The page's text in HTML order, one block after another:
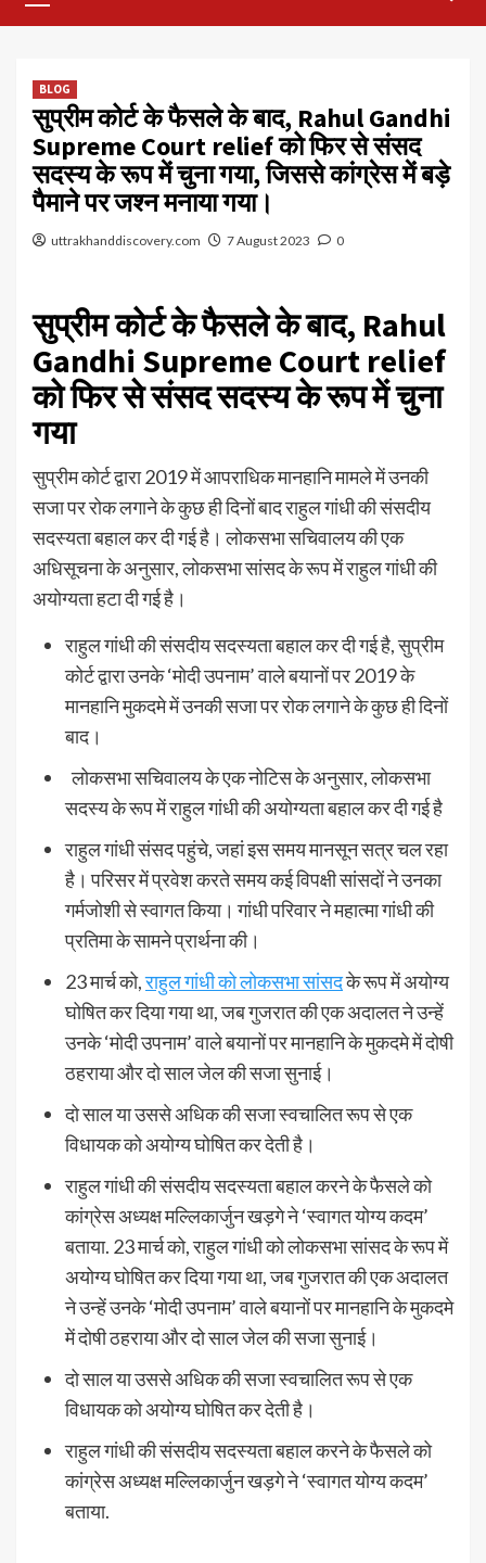
BLOG
सुप्रीम कोर्ट के फैसले के बाद, Rahul Gandhi
Supreme Court relief को फिर से संसद
सदस्य के रूप में चुना गया, जिससे कांग्रेस में बड़े
पैमाने पर जश्न मनाया गया।
uttrakhanddiscovery.com 7 August 2023 0
सुप्रीम कोर्ट के फैसले के बाद, Rahul
Gandhi Supreme Court relief
को फिर से संसद सदस्य के रूप में चुना
गया
सुप्रीम कोर्ट द्वारा 2019 में आपराधिक मानहानि मामले में उनकी
सजा पर रोक लगाने के कुछ ही दिनों बाद राहुल गांधी की संसदीय
सदस्यता बहाल कर दी गई है। लोकसभा सचिवालय की एक
अधिसूचना के अनुसार, लोकसभा सांसद के रूप में राहुल गांधी की
अयोग्यता हटा दी गई है।
राहुल गांधी की संसदीय सदस्यता बहाल कर दी गई है, सुप्रीम
कोर्ट द्वारा उनके ‘मोदी उपनाम’ वाले बयानों पर 2019 के
मानहानि मुकदमे में उनकी सजा पर रोक लगाने के कुछ ही दिनों
बाद।
लोकसभा सचिवालय के एक नोटिस के अनुसार, लोकसभा
सदस्य के रूप में राहुल गांधी की अयोग्यता बहाल कर दी गई है
राहुल गांधी संसद पहुंचे, जहां इस समय मानसून सत्र चल रहा
है। परिसर में प्रवेश करते समय कई विपक्षी सांसदों ने उनका
गर्मजोशी से स्वागत किया। गांधी परिवार ने महात्मा गांधी की
प्रतिमा के सामने प्रार्थना की।
23 मार्च को,राहुल गांधी को लोकसभा सांसदके रूप में अयोग्य
घोषित कर दिया गया था, जब गुजरात की एक अदालत ने उन्हें
उनके ‘मोदी उपनाम’ वाले बयानों पर मानहानि के मुकदमे में दोषी
ठहराया और दो साल जेल की सजा सुनाई।
दो साल या उससे अधिक की सजा स्वचालित रूप से एक
विधायक को अयोग्य घोषित कर देती है।
राहुल गांधी की संसदीय सदस्यता बहाल करने के फैसले को
कांग्रेस अध्यक्ष मल्लिकार्जुन खड़गे ने ‘स्वागत योग्य कदम’
बताया. 23 मार्च को, राहुल गांधी को लोकसभा सांसद के रूप में
अयोग्य घोषित कर दिया गया था, जब गुजरात की एक अदालत
ने उन्हें उनके ‘मोदी उपनाम’ वाले बयानों पर मानहानि के मुकदमे
में दोषी ठहराया और दो साल जेल की सजा सुनाई।
दो साल या उससे अधिक की सजा स्वचालित रूप से एक
विधायक को अयोग्य घोषित कर देती है।
राहुल गांधी की संसदीय सदस्यता बहाल करने के फैसले को
कांग्रेस अध्यक्ष मल्लिकार्जुन खड़गे ने ‘स्वागत योग्य कदम’
बताया.